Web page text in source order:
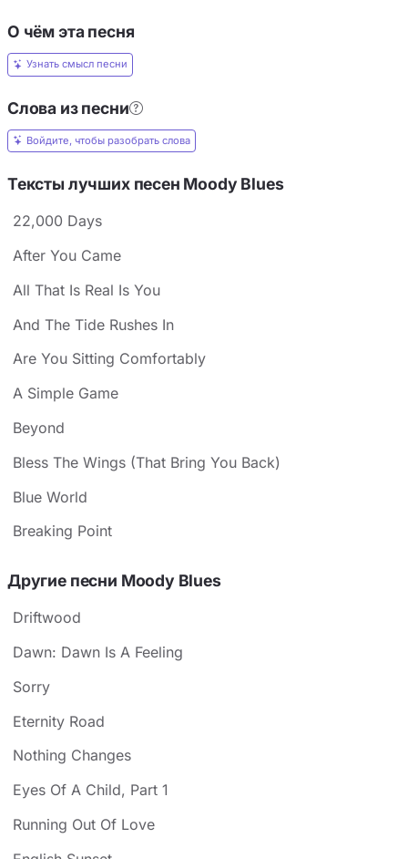
О чём эта песня
Узнать смысл песни
Слова из песни
Войдите, чтобы разобрать слова
Тексты лучших песен Moody Blues
22,000 Days
After You Came
All That Is Real Is You
And The Tide Rushes In
Are You Sitting Comfortably
A Simple Game
Beyond
Bless The Wings (That Bring You Back)
Blue World
Breaking Point
Другие песни Moody Blues
Driftwood
Dawn: Dawn Is A Feeling
Sorry
Eternity Road
Nothing Changes
Eyes Of A Child, Part 1
Running Out Of Love